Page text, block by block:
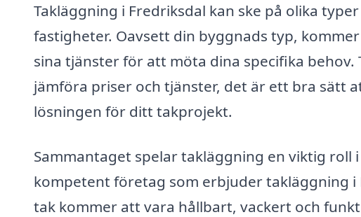
Takläggning i Fredriksdal kan ske på olika
fastigheter. Oavsett din byggnads typ,
sina tjänster för att möta dina specifika
jämföra priser och tjänster, det är ett bra sätt
lösningen för ditt takprojekt.
Sammantaget spelar takläggning en viktig
kompetent företag som erbjuder takläggning
tak kommer att vara hållbart, vackert och